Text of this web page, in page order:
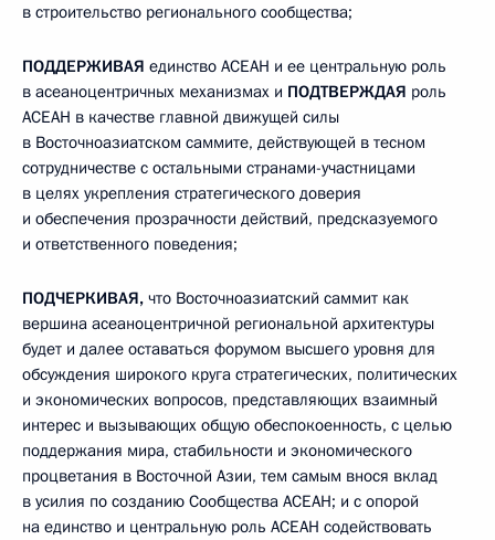
в строительство регионального сообщества;
ПОДДЕРЖИВАЯ единство АСЕАН и ее центральную роль
в асеаноцентричных механизмах и ПОДТВЕРЖДАЯ роль
АСЕАН в качестве главной движущей силы
в Восточноазиатском саммите, действующей в тесном
сотрудничестве с остальными странами-участницами
в целях укрепления стратегического доверия
и обеспечения прозрачности действий, предсказуемого
и ответственного поведения;
ПОДЧЕРКИВАЯ, что Восточноазиатский саммит как
вершина асеаноцентричной региональной архитектуры
будет и далее оставаться форумом высшего уровня для
обсуждения широкого круга стратегических, политических
и экономических вопросов, представляющих взаимный
интерес и вызывающих общую обеспокоенность, с целью
поддержания мира, стабильности и экономического
процветания в Восточной Азии, тем самым внося вклад
в усилия по созданию Сообщества АСЕАН; и с опорой
на единство и центральную роль АСЕАН содействовать